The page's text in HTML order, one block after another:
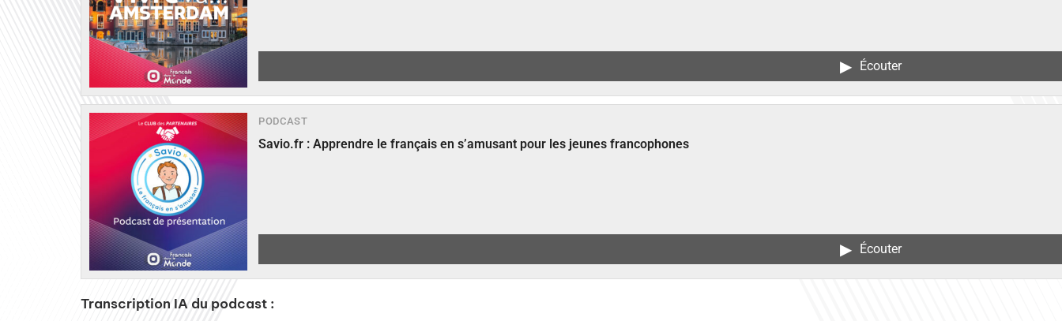
▶︎ Écouter
PODCAST
Savio.fr : Apprendre le français en s’amusant pour les jeunes francophones
▶︎ Écouter
Transcription IA du podcast :